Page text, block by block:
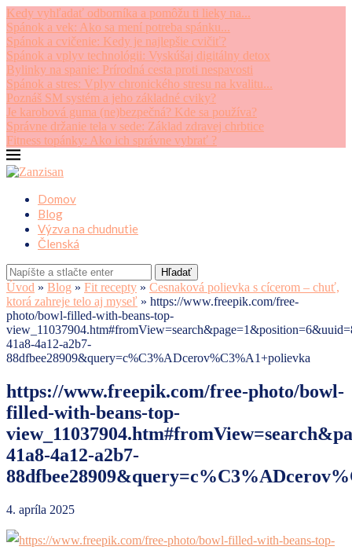
Kedy vyhľadať odborníka a pomôžu ti lieky na...
Spánok a vek: Ako sa mení potreba spánku...
Spánok a cvičenie: Kedy je najlepšie cvičiť?
Spánok a vplyv technológii: Vyskúšaj digitálny detox
Bylinky na spanie: Prírodná cesta proti nespavosti
Spánok a stres: Vplyv chronického stresu na kvalitu...
Poznáš SM systém a jeho základné cviky?
Je karobová guma (ne)bezpečná? Kde sa používa?
Správne držanie tela v sede: Základ zdravej chrbtice
Fitness topánky: Ako ich správne vybrať ?
Domov
Blog
Výzva na chudnutie
Členská
Hľadať
Úvod » Blog » Fit recepty » Cesnaková polievka s cícerom – chuť,
ktorá zahreje telo aj myseľ » https://www.freepik.com/free-
photo/bowl-filled-with-beans-top-
41a8-4a12-a2b7-
88dfbee28909&query=c%C3%ADcerov%C3%A1+polievka
https://www.freepik.com/free-photo/bowl-
filled-with-beans-top-
41a8-4a12-a2b7-
4. apríla 2025